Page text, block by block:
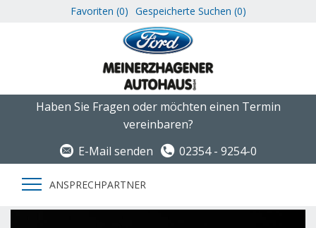
Favoriten (0) Gespeicherte Suchen (0)
Haben Sie Fragen oder möchten einen Termin
vereinbaren?
E-Mail senden
02354 - 9254-0
ANSPRECHPARTNER